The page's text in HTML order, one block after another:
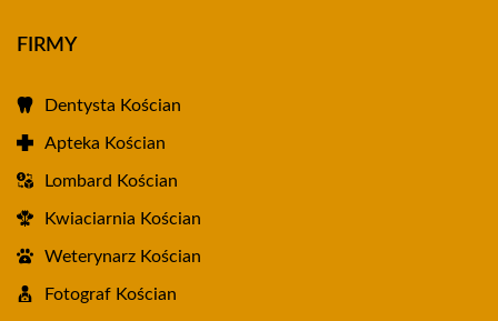
FIRMY
Dentysta Kościan
Apteka Kościan
Lombard Kościan
Kwiaciarnia Kościan
Weterynarz Kościan
Fotograf Kościan